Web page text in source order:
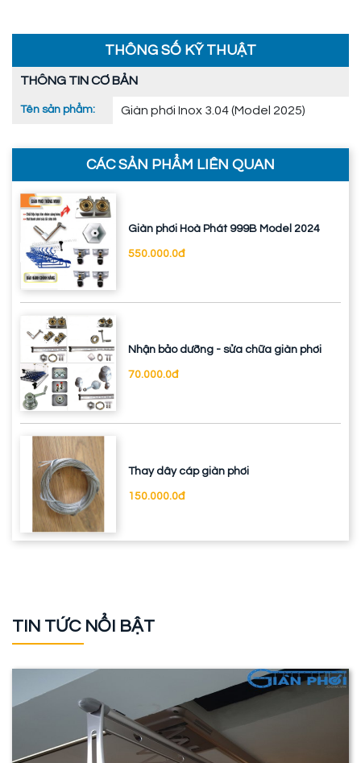
THÔNG SỐ KỸ THUẬT
THÔNG TIN CƠ BẢN
Tên sản phẩm: Giàn phơi Inox 3.04 (Model 2025)
CÁC SẢN PHẨM LIÊN QUAN
Giàn phơi Hoà Phát 999B Model 2024
550.000.0đ
Nhận bảo dưỡng - sửa chữa giàn phơi
70.000.0đ
Thay dây cáp giàn phơi
150.000.0đ
TIN TỨC NỔI BẬT